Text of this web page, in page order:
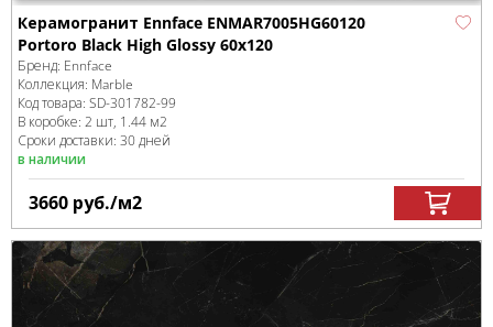
Керамогранит Ennface ENMAR7005HG60120
Portoro Black High Glossy 60x120
Бренд: Ennface
Коллекция: Marble
Код товара: SD-301782-99
В коробке: 2 шт, 1.44 м2
Сроки доставки: 30 дней
в наличии
3660 руб./м2